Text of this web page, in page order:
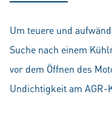
Um teuere und
Suche nach einem
vor dem Öffnen des
Undichtigkeit am